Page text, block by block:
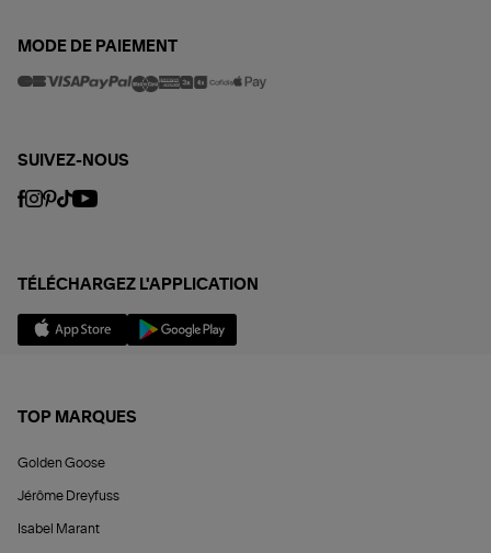
MODE DE PAIEMENT
SUIVEZ-NOUS
TÉLÉCHARGEZ L'APPLICATION
TOP MARQUES
Golden Goose
Jérôme Dreyfuss
Isabel Marant